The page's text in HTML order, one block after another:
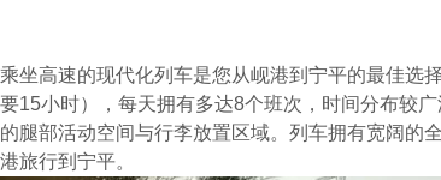
乘坐高速的现代化列车是您从岘港到宁平的最佳选
要15小时），每天拥有多达8个班次，时间分布较
的腿部活动空间与行李放置区域。列车拥有宽阔的
港旅行到宁平。